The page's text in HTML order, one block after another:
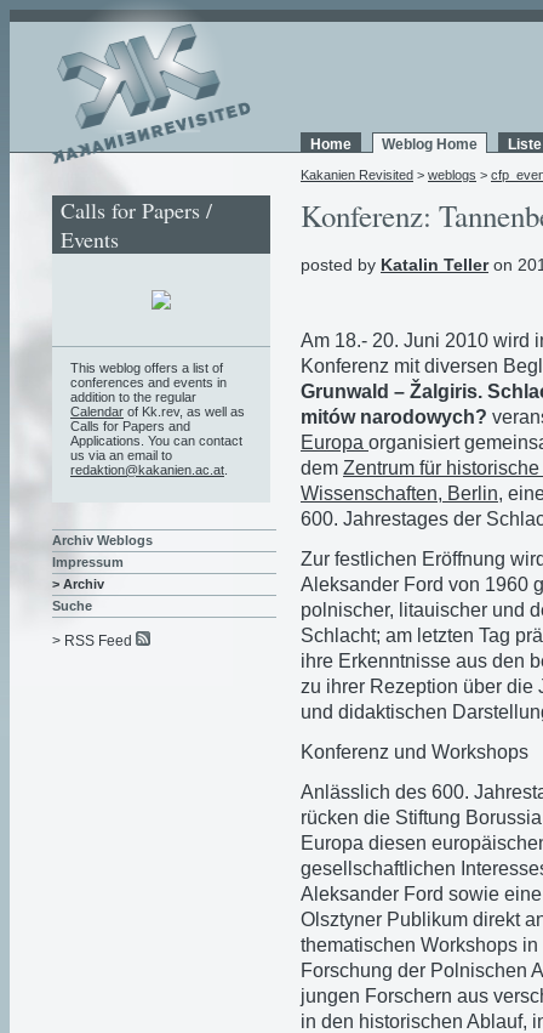
Home Weblog Home
Kakanien Revisited > weblogs >
Konferenz:
posted by Katalin Telleron
Am 18.- 20. Juni 2010 wird
Konferenz mit diversen
Grunwald – Žalgiris.
mitów narodowych?
Europa organisiert
dem Zentrum für
Wissenschaften, Berlin,
600. Jahrestages der
Zur festlichen Eröffnung
Aleksander Ford von 1960
polnischer, litauischer und
Schlacht; am letzten Tag
ihre Erkenntnisse aus den
zu ihrer Rezeption über die
und didaktischen
Konferenz und Workshops
Anlässlich des 600.
rücken die Stiftung
Europa diesen
gesellschaftlichen
Aleksander Ford sowie
Olsztyner Publikum direkt
thematischen Workshops
Forschung der Polnischen
jungen Forschern aus
in den historischen Ablauf,
Calls for Papers /
Events
This weblog offers a list of
conferences and events in
addition to the regular
Calendar of Kk.rev, as well as
Calls for Papers and
Applications. You can contact
us via an email to
redaktion@kakanien.ac.at
Archiv Weblogs
Impressum
> Archiv
Suche
> RSS Feed